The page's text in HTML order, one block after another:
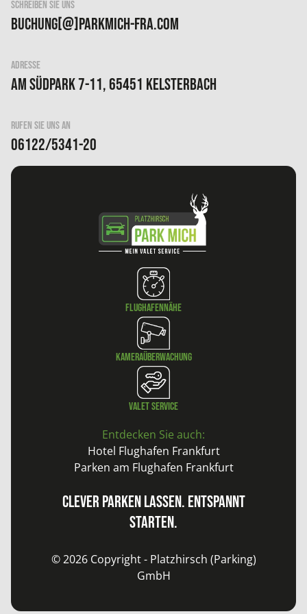
SCHREIBEN SIE UNS
buchung[@]parkmich-fra.com
ADRESSE
Am Südpark 7-11, 65451 Kelsterbach
RUFEN SIE UNS AN
06122/5341-20
Flughafennähe
KameraÜberwachung
Valet Service
Entdecken Sie auch:
Hotel Flughafen Frankfurt
Parken am Flughafen Frankfurt
Clever parken lassen. Entspannt
starten.
© 2026 Copyright - Platzhirsch (Parking)
GmbH